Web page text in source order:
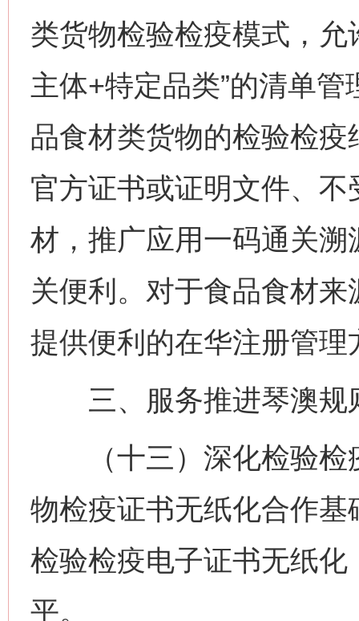
类货物检验检疫模式，
主体+特定品类”的清单
品食材类货物的检验检
官方证书或证明文件、
材，推广应用一码通关溯
关便利。对于食品食材
提供便利的在华注册管理
三、服务推进琴澳规
（十三）深化检验检
物检疫证书无纸化合作
检验检疫电子证书无纸
平。